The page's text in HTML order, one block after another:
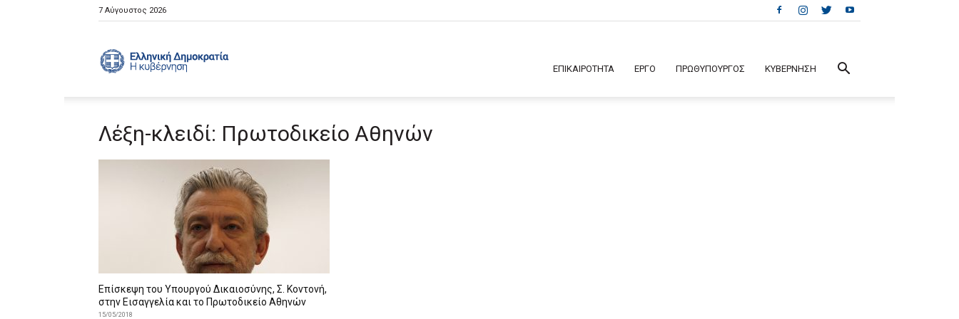
7 Αύγουστος 2026
Κυβέρνηση
ΕΠΙΚΑΙΡΟΤΗΤΑ ΕΡΓΟ ΠΡΩΘΥΠΟΥΡΓΟΣ ΚΥΒΕΡΝΗΣΗ
Λέξη-κλειδί: Πρωτοδικείο Αθηνών
Επίσκεψη του Υπουργού Δικαιοσύνης, Σ. Κοντονή,
στην Εισαγγελία και το Πρωτοδικείο Αθηνών
15/05/2018